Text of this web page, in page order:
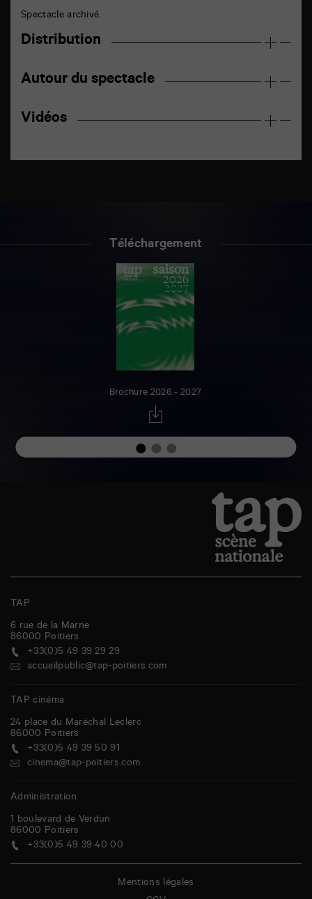
Spectacle archivé.
Distribution
Autour du spectacle
Vidéos
Téléchargement
Brochure 2026 - 2027
TAP
6 rue de la Marne
86000 Poitiers
+33(0)5 49 39 29 29
accueilpublic@tap-poitiers.com
TAP cinéma
24 place du Maréchal Leclerc
86000 Poitiers
+33(0)5 49 39 50 91
cinema@tap-poitiers.com
Administration
1 boulevard de Verdun
86000 Poitiers
+33(0)5 49 39 40 00
Mentions légales